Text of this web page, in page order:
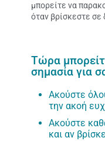
μπορείτε να
όταν βρίσκεστε σε
Τώρα
σημασία για
Ακούστε
την ακοή
Ακούστε
και αν